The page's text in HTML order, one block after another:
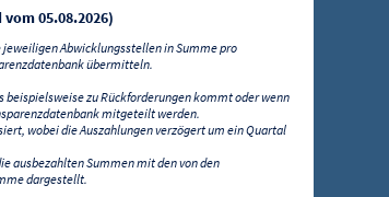
05.08.2026)
Abwicklungsstellen in Summe pro
übermitteln.
beispielsweise zu Rückforderungen kommt oder wenn
mitgeteilt werden.
wobei die Auszahlungen verzögert um ein Quartal
ausbezahlten Summen mit den von den
dargestellt.